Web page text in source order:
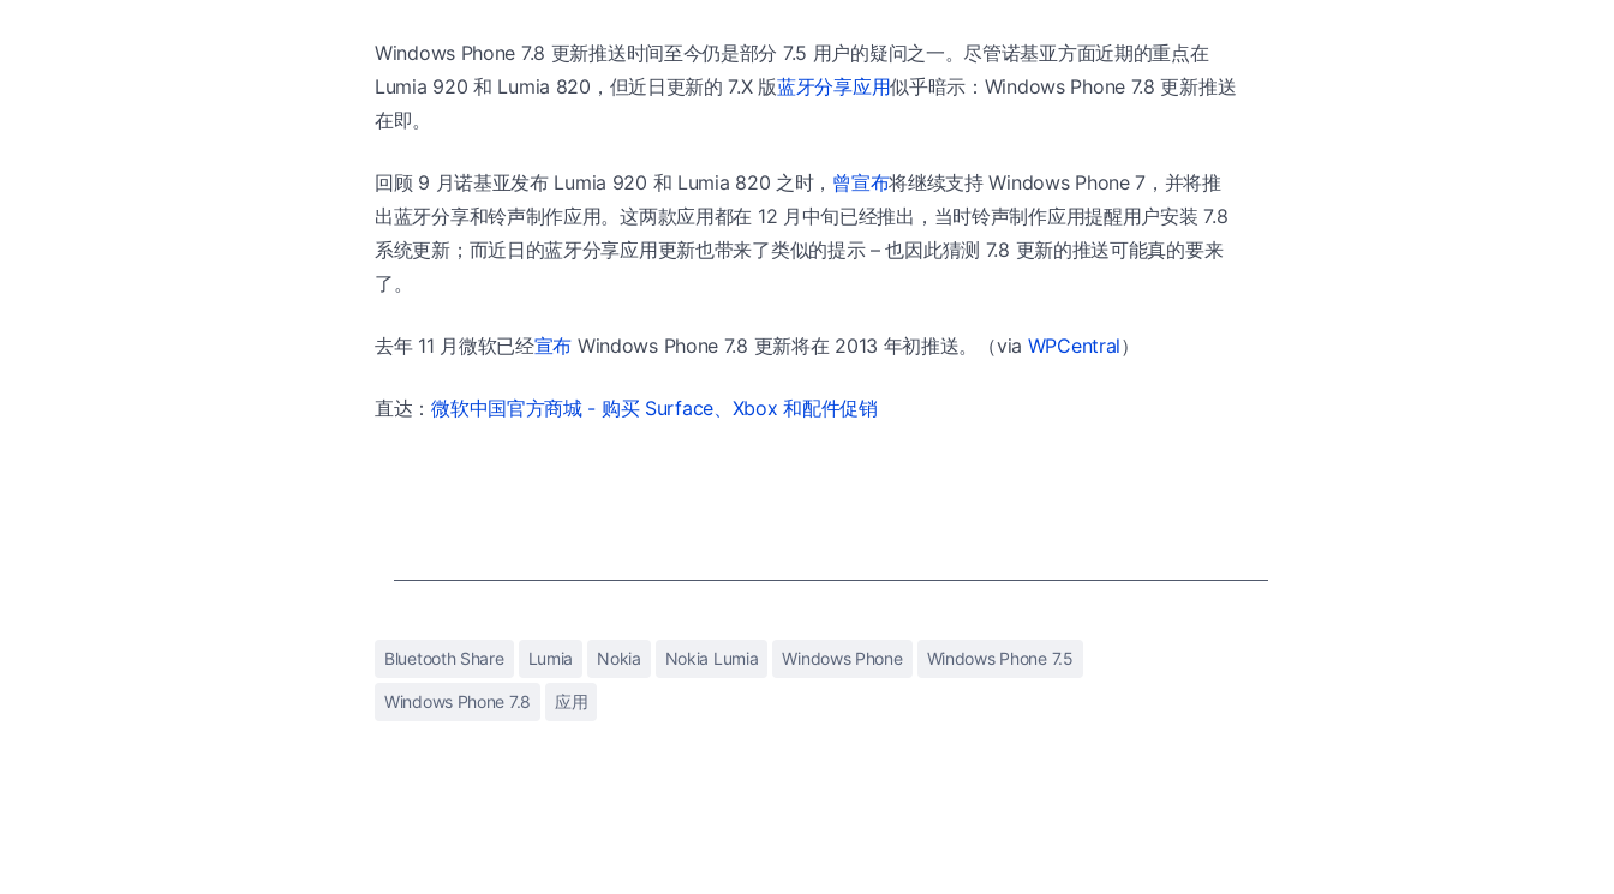
Windows Phone 7.8 更新推送时间至今仍是部分 7.5 用户的疑问之一。尽管诺基亚方面近期的重点在
Lumia 920 和 Lumia 820，但近日更新的 7.X 版蓝牙分享应用似乎暗示：Windows Phone 7.8 更新推送
在即。
回顾 9 月诺基亚发布 Lumia 920 和 Lumia 820 之时， 曾宣布将继续支持 Windows Phone 7，并将推
出蓝牙分享和铃声制作应用。这两款应用都在 12 月中旬已经推出，当时铃声制作应用提醒用户安装 7.8
系统更新；而近日的蓝牙分享应用更新也带来了类似的提示 – 也因此猜测 7.8 更新的推送可能真的要来
了。
去年 11 月微软已经宣布 Windows Phone 7.8 更新将在 2013 年初推送。（via WPCentral）
直达：微软中国官方商城 - 购买 Surface、Xbox 和配件促销
Bluetooth Share Lumia Nokia Nokia Lumia Windows Phone Windows Phone 7.5
Windows Phone 7.8 应用